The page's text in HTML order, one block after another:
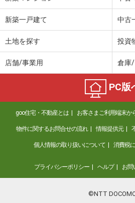
新築一戸建て 中古
土地を探す 投資
店舗/事業用 倉庫
PC版
goo住宅・不動産とは お客さまご利用端末か
物件に関するお問合せの流れ 情報提供元
個人情報の取り扱いについて 消費税
プライバシーポリシー ヘルプ お問
©NTT